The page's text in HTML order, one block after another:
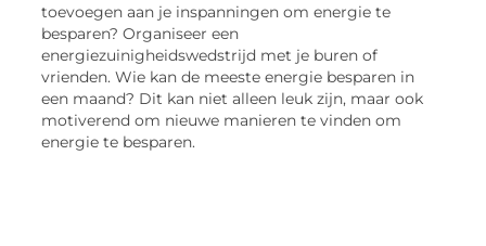
toevoegen aan je inspanningen om energie te
besparen? Organiseer een
energiezuinigheidswedstrijd met je buren of
vrienden. Wie kan de meeste energie besparen in
een maand? Dit kan niet alleen leuk zijn, maar ook
motiverend om nieuwe manieren te vinden om
energie te besparen.